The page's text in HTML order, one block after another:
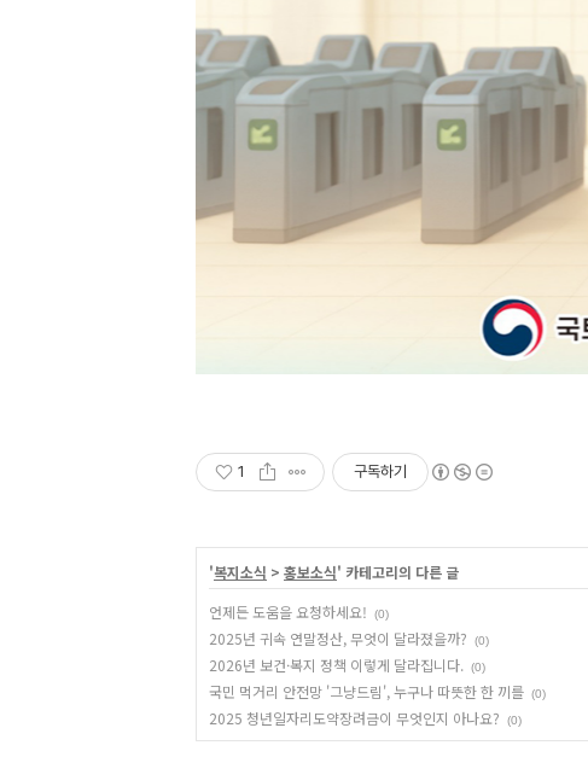
1 구독하기
'복지소식 > 홍보소식' 카테고리의 다른 글
언제든 도움을 요청하세요!
(0)
2025년 귀속 연말정산, 무엇이 달라졌을까? (0)
2026년 보건·복지 정책 이렇게 달라집니다. (0)
국민 먹거리 안전망 '그냥드림', 누구나 따뜻한 한 끼를 (0)
2025 청년일자리도약장려금이 무엇인지 아나요? (0)